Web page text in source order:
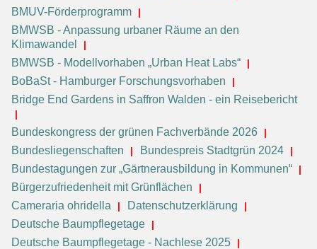
BMUV-Förderprogramm
BMWSB - Anpassung urbaner Räume an den
Klimawandel
BMWSB - Modellvorhaben „Urban Heat Labs“
BoBaSt - Hamburger Forschungsvorhaben
Bridge End Gardens in Saffron Walden - ein Reisebericht
Bundeskongress der grünen Fachverbände 2026
Bundesliegenschaften
Bundespreis Stadtgrün 2024
Bundestagungen zur „Gärtnerausbildung in Kommunen“
Bürgerzufriedenheit mit Grünflächen
Cameraria ohridella
Datenschutzerklärung
Deutsche Baumpflegetage
Deutsche Baumpflegetage - Nachlese 2025